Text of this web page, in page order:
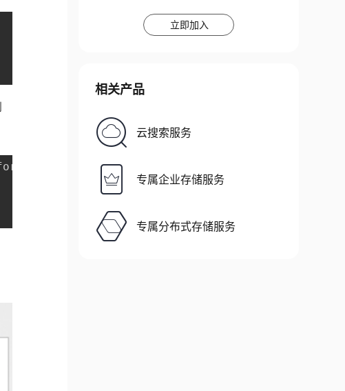
立即加入
相关产品
云搜索服务
专属企业存储服务
专属分布式存储服务